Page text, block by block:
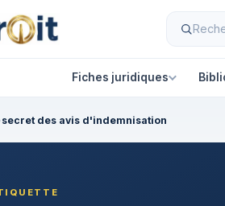
Fiches juridiques
secret des avis d'indemnisation